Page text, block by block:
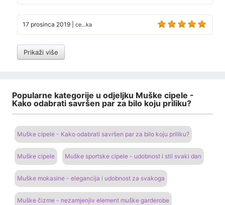
17 prosinca 2019 ce...ka
Prikaži više
Popularne kategorije u odjeljku Muške cipele -
Kako odabrati savršen par za bilo koju priliku?
Muške cipele - Kako odabrati savršen par za bilo koju priliku?
Muške cipele Muške sportske cipele - udobnost i stil svaki dan
Muške mokasine - elegancija i udobnost za svakoga
Muške čizme - nezamjenjiv element muške garderobe